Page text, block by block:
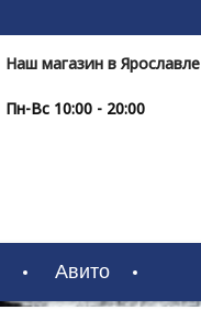
Наш магазин в Ярославле
Пн-Вс 10:00 - 20:00
Авито